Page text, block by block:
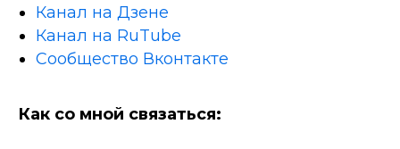
Канал на Дзене
Канал на RuTube
Сообщество Вконтакте
Как со мной связаться: